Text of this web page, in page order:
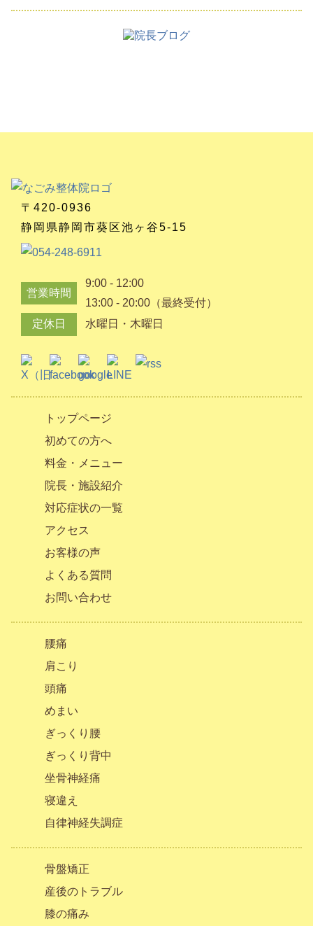
〒420-0936
静岡県静岡市葵区池ヶ谷5-15
営業時間
9:00 - 12:00
13:00 - 20:00（最終受付）
定休日
水曜日・木曜日
トップページ
初めての方へ
料金・メニュー
院長・施設紹介
対応症状の一覧
アクセス
お客様の声
よくある質問
お問い合わせ
腰痛
肩こり
頭痛
めまい
ぎっくり腰
ぎっくり背中
坐骨神経痛
寝違え
自律神経失調症
骨盤矯正
産後のトラブル
膝の痛み